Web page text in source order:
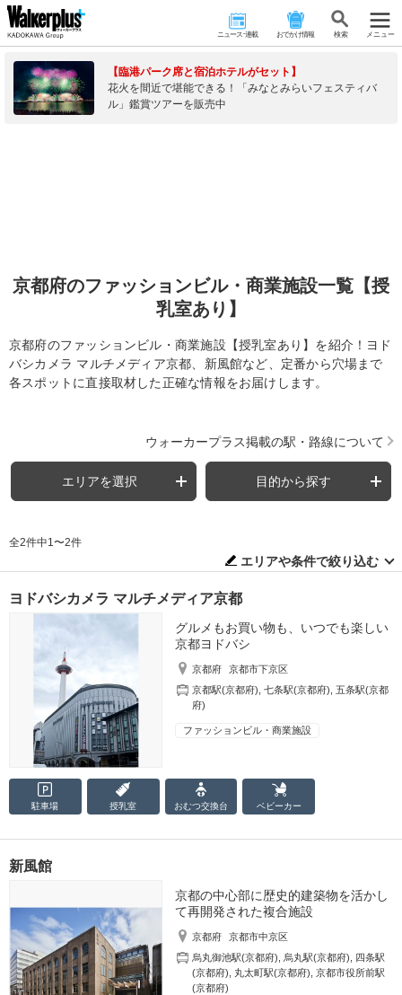
ニュース･連載 おでかけ情報 検 索 メニュー
【臨港パーク席と宿泊ホテルがセット】
花火を間近で堪能できる！「みなとみらいフェスティバ
ル」鑑賞ツアーを販売中
京都府のファッションビル・商業施設一覧【授
乳室あり】
京都府のファッションビル・商業施設【授乳室あり】を紹介！ヨド
バシカメラ マルチメディア京都、新風館など、定番から穴場まで
各スポットに直接取材した正確な情報をお届けします。
ウォーカープラス掲載の駅・路線について
エリアを選択 目的から探す
全2件中1〜2件
エリアや条件で絞り込む
ヨドバシカメラ マルチメディア京都
グルメもお買い物も、いつでも楽しい
京都ヨドバシ
京都府
京都市下京区
京都駅(京都府) ,七条駅(京都府) ,五条駅(京都
府)
ファッションビル・商業施設
駐車場 授乳室 おむつ交換台 ベビーカー
新風館
京都の中心部に歴史的建築物を活かし
て再開発された複合施設
京都府
京都市中京区
烏丸御池駅(京都府)
烏丸駅(京都府)
四条駅
(京都府)
丸太町駅(京都府) ,京都市役所前駅
(京都府)